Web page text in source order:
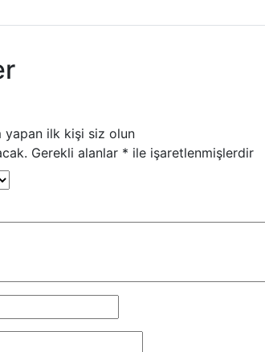
yapan ilk kişi siz olun
Gerekli alanlar * ile işaretlenmişlerdir